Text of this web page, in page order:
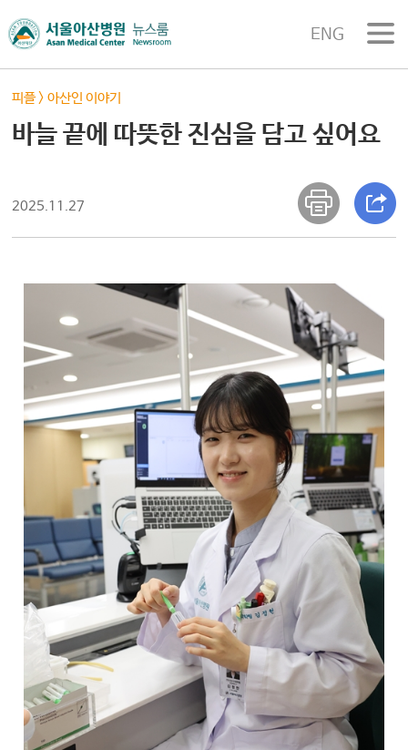
ENG
피플>아산인 이야기
바늘 끝에 따뜻한 진심을 담고 싶어요
2025.11.27